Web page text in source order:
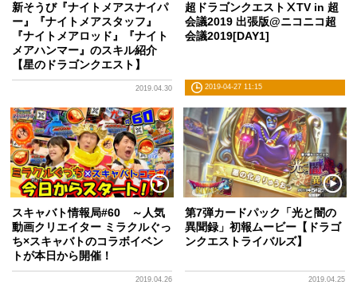
新そうび『ナイトメアスナイパ
ー』『ナイトメアスタッフ』
『ナイトメアロッド』『ナイト
メアハンマー』のスキル紹介
【星のドラゴンクエスト】
2019.04.30
超ドラゴンクエストⅩTV in 超
会議2019 出張版@ニコニコ超
会議2019[DAY1]
2019-04-27 11:15
スキャバト情報局#60 ～人気
動画クリエイター ミラクルぐっ
ち×スキャバトのコラボイベン
トが本日から開催！
2019.04.26
第7弾カードパック「光と闇の
異聞録」初報ムービー【ドラゴ
ンクエストライバルズ】
2019.04.25